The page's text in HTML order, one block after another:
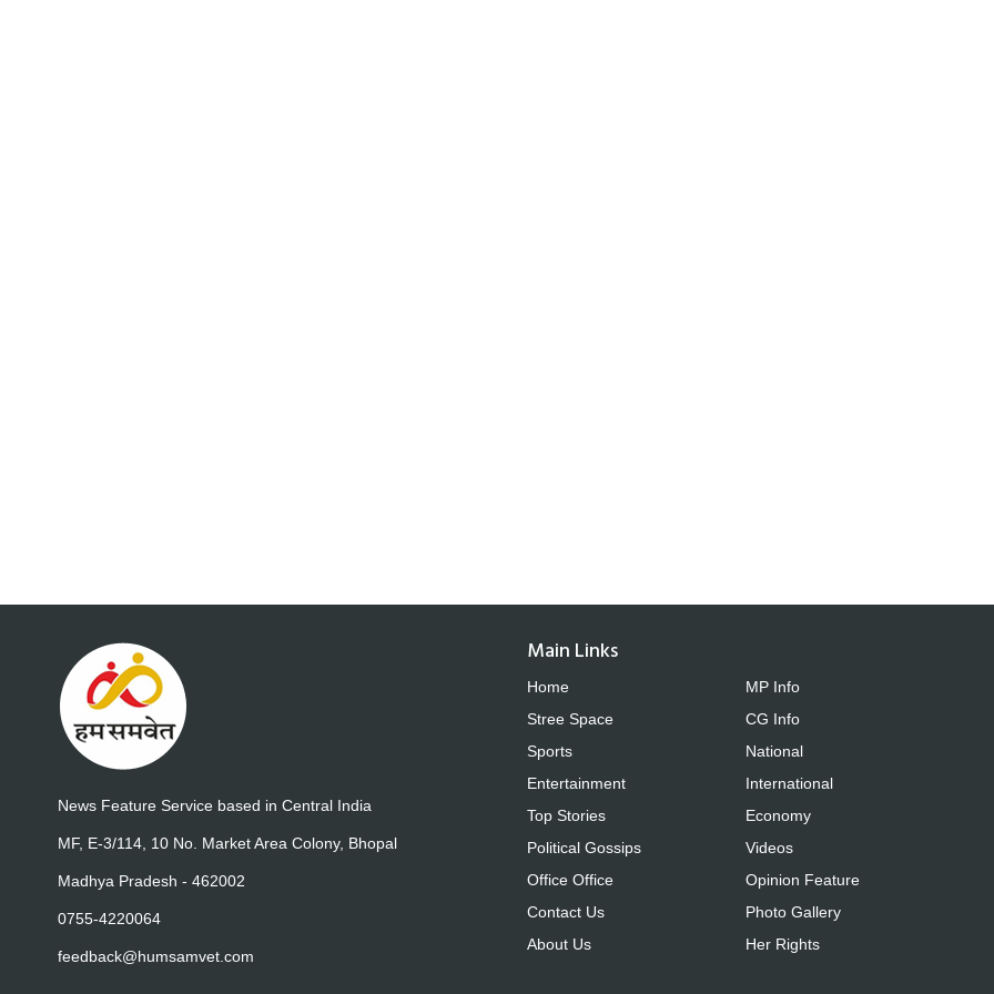
News Feature Service based in Central India
MF, E-3/114, 10 No. Market Area Colony, Bhopal
Madhya Pradesh - 462002
0755-4220064
feedback@humsamvet.com
Main Links
Home
Stree Space
Sports
Entertainment
Top Stories
Political Gossips
Office Office
Contact Us
About Us
MP Info
CG Info
National
International
Economy
Videos
Opinion Feature
Photo Gallery
Her Rights